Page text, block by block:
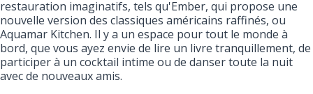
restauration imaginatifs, tels qu'Ember, qui propose une
nouvelle version des classiques américains raffinés, ou
Aquamar Kitchen. Il y a un espace pour tout le monde à
bord, que vous ayez envie de lire un livre tranquillement, de
participer à un cocktail intime ou de danser toute la nuit
avec de nouveaux amis.